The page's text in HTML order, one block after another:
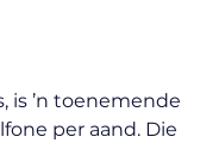
is ’n toenemende
per aand. Die